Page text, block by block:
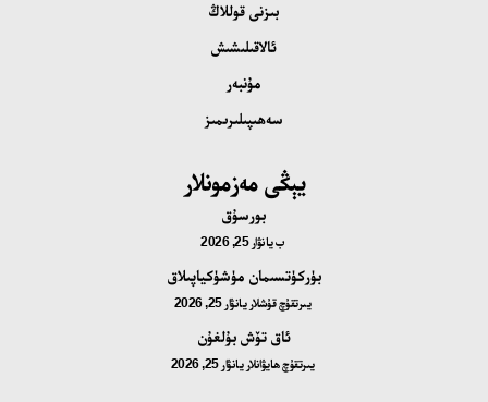
بىزنى قوللاڭ
ئالاقىلىشىش
مۇنبەر
سەھىپىلىرىمىز
يېڭى مەزمونلار
بورسۇق
بيانۋار 25, 2026
بۈركۈتسىمان مۈشۈكياپىلاق
يىرتقۇچ قۇشلار يانۋار 25, 2026
ئاق تۆش بۇلغۇن
يىرتقۇچ ھايۋانلار يانۋار 25, 2026